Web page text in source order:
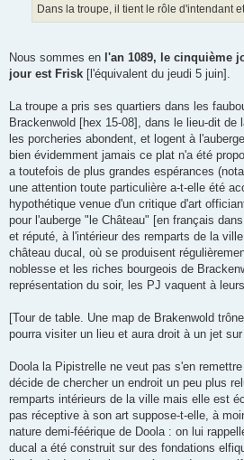
Dans la troupe, il tient le rôle d'intendant
Nous sommes en l'an 1089, le cinquième
jour est Frisk [l'équivalent du jeudi 5 juin].
La troupe a pris ses quartiers dans les
Brackenwold [hex 15-08], dans le lieu-dit de
les porcheries abondent, et logent à
bien évidemment jamais ce plat n'a été
a toutefois de plus grandes espérances
une attention toute particulière a-t-elle été
hypothétique venue d'un critique d'art
pour l'auberge "le Château" [en français
et réputé, à l'intérieur des remparts de la
château ducal, où se produisent
noblesse et les riches bourgeois de
représentation du soir, les PJ vaquent à
[Tour de table. Une map de Brakenwold
pourra visiter un lieu et aura droit à un jet
Doola la Pipistrelle ne veut pas s'en
décide de chercher un endroit un peu plus
remparts intérieurs de la ville mais elle est
pas réceptive à son art suppose-t-elle, à
nature demi-féérique de Doola : on lui
ducal a été construit sur des fondations